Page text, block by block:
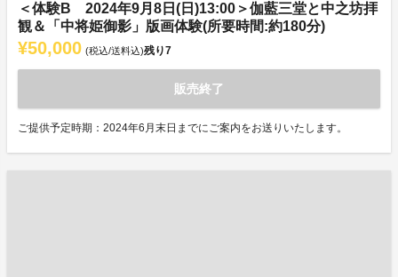
＜体験B 2024年9月8日(日)13:00＞伽藍三堂と中之坊拝
観＆「中将姫御影」版画体験(所要時間:約180分)
¥50,000 (税込/送料込)残り7
販売終了
ご提供予定時期：2024年6月末日までにご案内をお送りいたします。